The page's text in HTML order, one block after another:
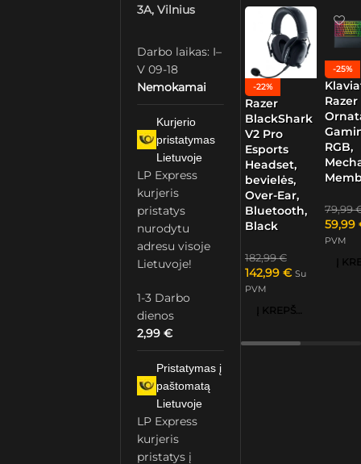
3A, Vilnius
Darbo laikas: I–
V 09-18
Nemokamai
Kurjerio
pristatymas
Lietuvoje
LP Express
kurjeris
pristatys
nurodytu
adresu visoje
Lietuvoje!
1-3 Darbo
dienos
2,99€
Pristatymas į
paštomatą
Lietuvoje
LP Express
kurjeris
pristatys į
-22%
Razer
BlackShark
V2 Pro
Esports
Headset,
bevielės,
Over-Ear,
Bluetooth,
Black
182,99€
142,99 € Su
PVM
Į KREPŠELĮ
-25%
Razer
RGB,
79,99
59,99
PVM